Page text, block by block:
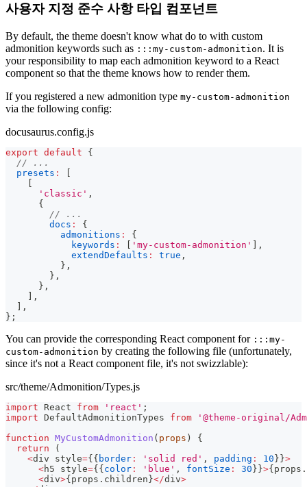
사용자 지정 준수 사항 타입 컴포넌트
By default, the theme doesn't know what do to with custom
admonition keywords such as :::my-custom-admonition. It is
your responsibility to map each admonition keyword to a React
component so that the theme knows how to render them.
If you registered a new admonition type my-custom-admonition
via the following config:
docusaurus.config.js
export default
{
// ...
presets :
'classic' ,
{
// ...
docs :
{
admonitions :
{
keywords : 'my-custom-admonition'
,
extendDefaults : true ,
} ,
} ,
} ,
,
,
} ;
You can provide the corresponding React component for :::my-
custom-admonition by creating the following file (unfortunately,
since it's not a React component file, it's not swizzlable):
src/theme/Admonition/Types.js
import React from 'react' ;
import DefaultAdmonitionTypes from
'@theme-original/
function MyCustomAdmonition ( props )
{
return
(
<div style={ { border : 'solid red' , padding : 10 } }>
<h5 style={ { color : 'blue' , fontSize : 30 } }>{ props .
<div>{ props . children }</div>